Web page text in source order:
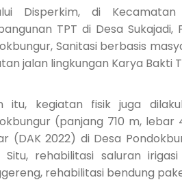
Disperkim, di
TPT di Desa
Sanitasi berbasis
jalan lingkungan Karya Bakti
itu, kegiatan fisik juga
(panjang 710 m,
(DAK 2022) di Desa
Situ, rehabilitasi saluran
rehabilitasi bendung